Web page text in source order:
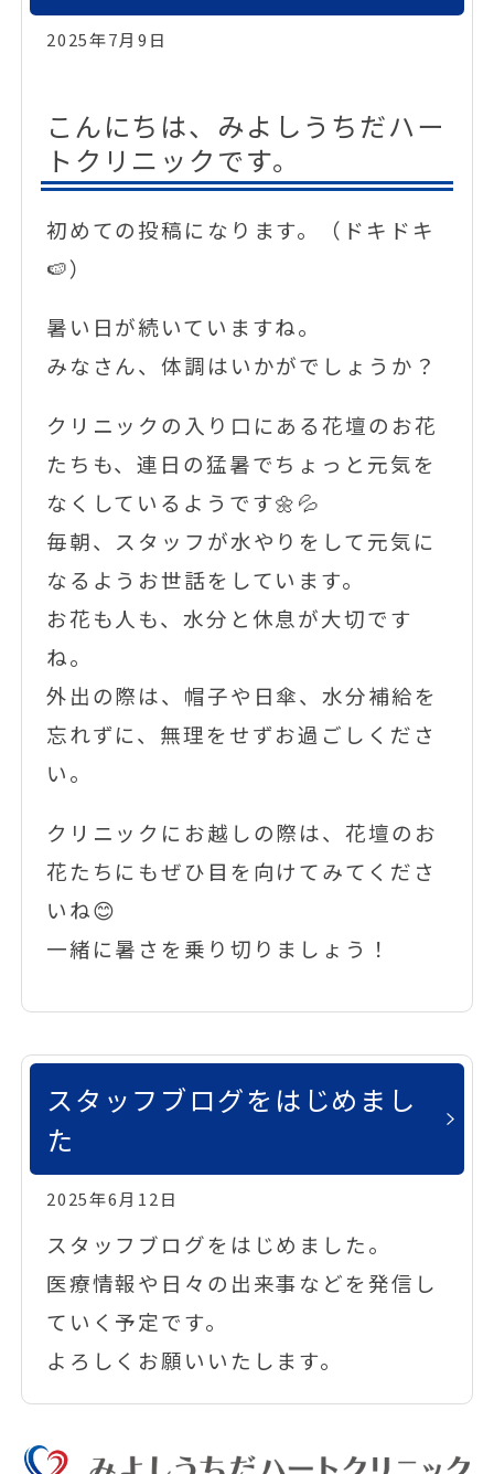
2025年7月9日
こんにちは、みよしうちだハー
トクリニックです。
初めての投稿になります。（ドキドキ
🍉）
暑い日が続いていますね。
みなさん、体調はいかがでしょうか？
クリニックの入り口にある花壇のお花
たちも、連日の猛暑でちょっと元気を
なくしているようです🌼💦
毎朝、スタッフが水やりをして元気に
なるようお世話をしています。
お花も人も、水分と休息が大切です
ね。
外出の際は、帽子や日傘、水分補給を
忘れずに、無理をせずお過ごしくださ
い。
クリニックにお越しの際は、花壇のお
花たちにもぜひ目を向けてみてくださ
いね😊
一緒に暑さを乗り切りましょう！
スタッフブログをはじめまし
た
2025年6月12日
スタッフブログをはじめました。
医療情報や日々の出来事などを発信し
ていく予定です。
よろしくお願いいたします。